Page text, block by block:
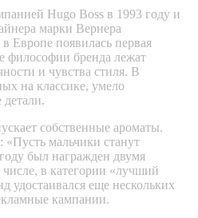
Hugo Boss в 1993 году и
марки Вернера
Европе появилась первая
философии бренда лежат
и чувства стиля. В
на классике, умело
собственные ароматы.
мальчики станут
был награжден двумя
в категории «лучший
удостаивался еще нескольких
кампании.